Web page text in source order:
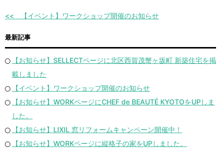
【イベント】ワークショップ開催のお知らせ
最新記事
【お知らせ】SELLECTページに北区西賀茂蟹ヶ坂町 新築住宅を掲
載しました
【イベント】ワークショップ開催のお知らせ
【お知らせ】WORKページにCHEF de BEAUTÉ KYOTOをUPしま
した。
【お知らせ】LIXIL 窓リフォームキャンペーン開催中！
【お知らせ】WORKページに縦格子の家をUPしました。